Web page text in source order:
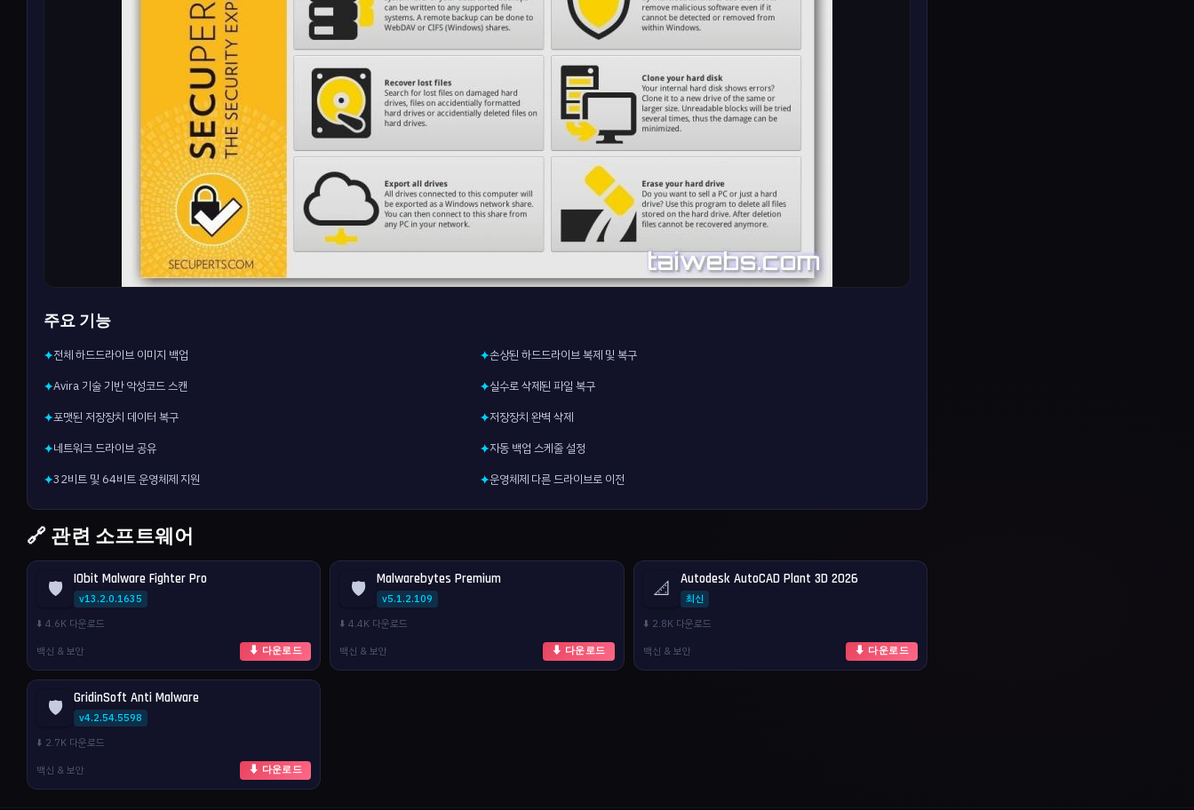
주요 기능
✦전체 하드드라이브 이미지 백업 ✦손상된 하드드라이브 복제 및 복구
✦Avira 기술 기반 악성코드 스캔 ✦실수로 삭제된 파일 복구
✦포맷된 저장장치 데이터 복구 ✦저장장치 완벽 삭제
✦네트워크 드라이브 공유 ✦자동 백업 스케줄 설정
✦32비트 및 64비트 운영체제 지원 ✦운영체제 다른 드라이브로 이전
🔗 관련 소프트웨어
🛡️ IObit Malware Fighter Pro
v13.2.0.1635
⬇️ 4.6K 다운로드
백신 & 보안
⬇ 다운로드
🛡️ Malwarebytes Premium
v5.1.2.109
⬇️ 4.4K 다운로드
백신 & 보안
⬇ 다운로드
📐 Autodesk AutoCAD Plant 3D 2026
최신
⬇️ 2.8K 다운로드
백신 & 보안
⬇ 다운로드
🛡️ GridinSoft Anti Malware
v4.2.54.5598
⬇️ 2.7K 다운로드
백신 & 보안
⬇ 다운로드